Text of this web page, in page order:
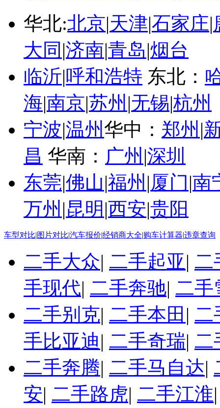
华北:北京|天津|石家庄|
大同 |济南|青岛|烟台
临沂|呼和浩特 东北：
海|南京|苏州 |无锡|杭州
宁波|温州华中： 郑州 |
昌 华南： 广州 |深圳
东莞|佛山|福州 |厦门|南
万州 |昆明 |西安|贵阳
车型对比|图片对比|汽车报价|经销商大全|购车计算器|违章查询
二手大众| 二手起亚| 二
手现代| 二手奔驰| 二手
二手别克| 二手本田 | 二
手比亚迪| 二手奇瑞| 二
二手奔腾| 二手马自达|
安| 二手路虎| 二手江淮